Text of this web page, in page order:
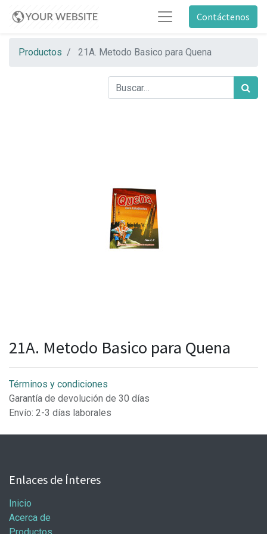
Contáctenos
Productos 21A. Metodo Basico para Quena
21A. Metodo Basico para Quena
Términos y condiciones
Garantía de devolución de 30 días
Envío: 2-3 días laborales
Enlaces de Ínteres
Inicio
Acerca de